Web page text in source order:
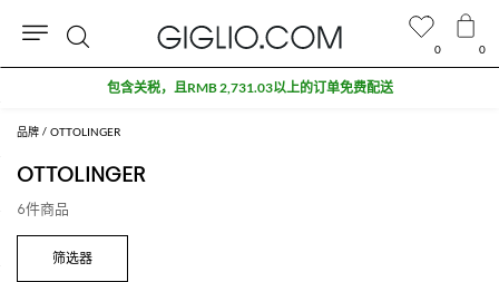
品牌 OTTOLINGER
OTTOLINGER
6件商品
0 0
包含关税，且RMB 2,731.03以上的订单免费配送